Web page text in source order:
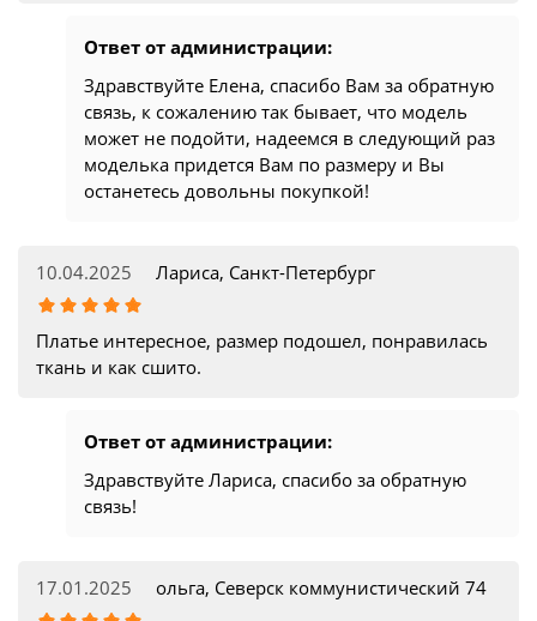
Ответ от администрации:
Здравствуйте Елена, спасибо Вам за обратную
связь, к сожалению так бывает, что модель
может не подойти, надеемся в следующий раз
моделька придется Вам по размеру и Вы
останетесь довольны покупкой!
10.04.2025 Лариса, Санкт-Петербург
Платье интересное, размер подошел, понравилась
ткань и как сшито.
Ответ от администрации:
Здравствуйте Лариса, спасибо за обратную
связь!
17.01.2025 ольга, Северск коммунистический 74